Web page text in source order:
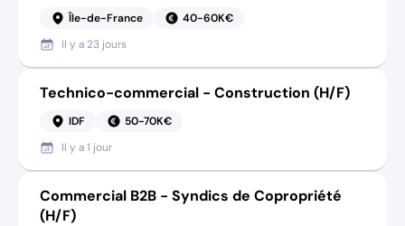
Île-de-France
40-60K€
Il y a 23 jours
Technico-commercial - Construction (H/F)
IDF
50-70K€
Il y a1 jour
Commercial B2B - Syndics de Copropriété
(H/F)